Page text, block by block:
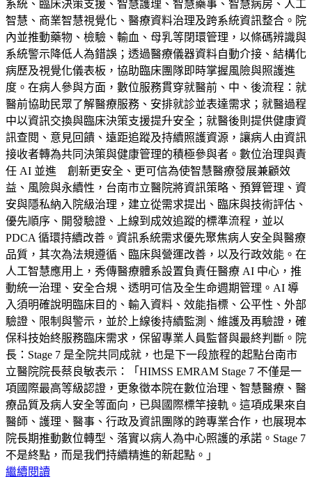
系統、臨床決策支援、智慧護理、智慧藥事、智慧病房、人工
智慧、商業智慧視覺化、醫療資料治理及跨系統資訊整合。院
內並推動藥物、檢驗、輸血、母乳等閉環管理，以條碼辨識與
系統警示降低人為錯誤；透過醫療儀器資料自動介接、結構化
病歷及視覺化儀表板，協助臨床團隊即時掌握風險與照護進
度。在病人參與方面，數位服務貫穿就醫前、中、後流程：就
醫前協助民眾了解醫療服務、安排就診並表達需求；就醫過程
中以資訊交換與臨床決策支援提升安全；就醫後則提供健康資
訊查閱、意見回饋、遠距追蹤及持續照護資源，讓病人由資訊
接收者轉為共同決策與健康管理的積極參與者。數位治理與責
任 AI 並進 創新更安全、更可信為使智慧醫療發展兼顧效
益、風險與永續性，台南市立醫院將資訊策略、預算管理、資
安與隱私納入院級治理，建立從需求提出、臨床與技術評估、
優先順序、開發驗證、上線到成效追蹤的標準流程，並以
PDCA 循環持續改善。資訊系統需求優先聚焦病人安全與醫療
品質，其次為法規遵循、臨床與營運改善，以及行政效能。在
人工智慧應用上，秀傳醫療體系設置負責任醫療 AI 中心，推
動統一治理、安全合規、透明可信及全生命週期管理。AI 導
入須明確說明臨床目的、輸入資料、效能指標、公平性、外部
驗證、限制與警示，並於上線後持續監測、維護及再驗證，確
保科技始終服務臨床需求，保留專業人員監督與最終判斷。院
長：Stage 7 是全院共同成就，也是下一段旅程的起點台南市
立醫院院長蔡良敏表示：「HIMSS EMRAM Stage 7 不僅是一
項國際最高等級認證，更象徵本院在數位治理、智慧醫療、醫
療品質及病人安全等面向，已與國際標竿接軌。這項成果來自
醫師、護理、醫事、行政及資訊團隊的跨專業合作，也展現本
院長期推動數位轉型、落實以病人為中心照護的承諾。Stage 7
不是終點，而是我們持續精進的新起點。」
繼續閱讀